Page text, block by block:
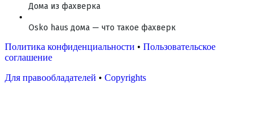
Дома из фахверка
Osko haus дома — что такое фахверк
Политика конфиденциальности • Пользовательское
соглашение
Для правообладателей • Copyrights